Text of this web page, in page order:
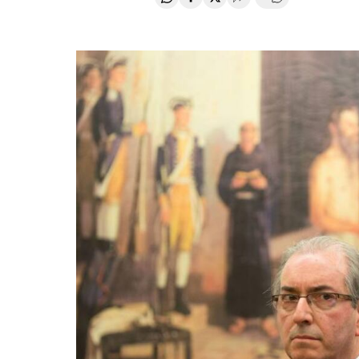
Compartir en Whatsapp
Compartir en Facebook
Compartir en Twitter
Desplegar Redes
Comentários